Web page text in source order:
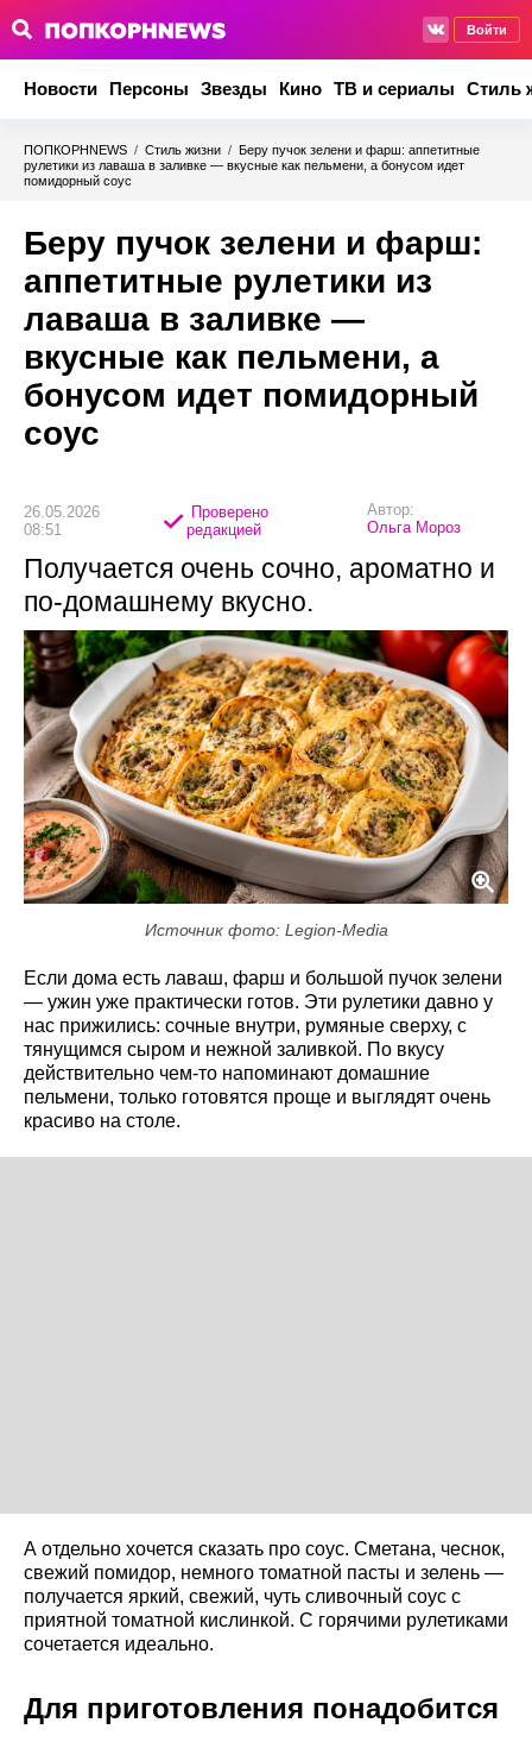
Войти
Новости Персоны Звезды Кино ТВ и сериалы Стиль
ПОПКОРНNEWS / Стиль жизни / Беру пучок зелени и фарш: аппетитные
рулетики из лаваша в заливке — вкусные как пельмени, а бонусом идет
помидорный соус
Беру пучок зелени и фарш:
аппетитные рулетики из
лаваша в заливке —
вкусные как пельмени, а
бонусом идет помидорный
соус
26.05.2026
08:51
Проверено
редакцией
Автор:
Ольга Мороз
Получается очень сочно, ароматно и
по-домашнему вкусно.
Источник фото: Legion-Media
Если дома есть лаваш, фарш и большой пучок зелени
— ужин уже практически готов. Эти рулетики давно у
нас прижились: сочные внутри, румяные сверху, с
тянущимся сыром и нежной заливкой. По вкусу
действительно чем-то напоминают домашние
пельмени, только готовятся проще и выглядят очень
красиво на столе.
А отдельно хочется сказать про соус. Сметана, чеснок,
свежий помидор, немного томатной пасты и зелень —
получается яркий, свежий, чуть сливочный соус с
приятной томатной кислинкой. С горячими рулетиками
сочетается идеально.
Для приготовления понадобится